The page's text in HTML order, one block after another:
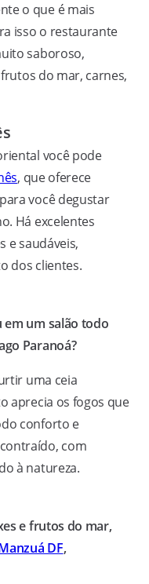
o que é mais
isso o restaurante
saboroso,
do mar, carnes,
você pode
, que oferece
você degustar
Há excelentes
e saudáveis,
dos clientes.
em um salão todo
Paranoá?
uma ceia
aprecia os fogos que
conforto e
com
à natureza.
e frutos do mar,
DF,